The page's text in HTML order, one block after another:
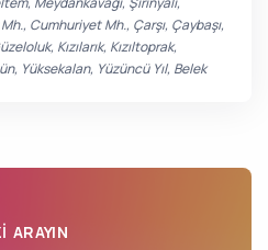
Cumhuriyet Mh., Çarşı, Çaybaşı,
Kızılarık, Kızıltoprak,
Yüksekalan, Yüzüncü Yıl, Belek
ARAYIN